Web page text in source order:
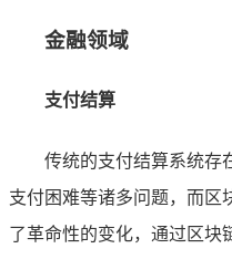
金融领域
支付结算
传统的支付结算系统存
支付困难等诸多问题，而区
了革命性的变化，通过区块